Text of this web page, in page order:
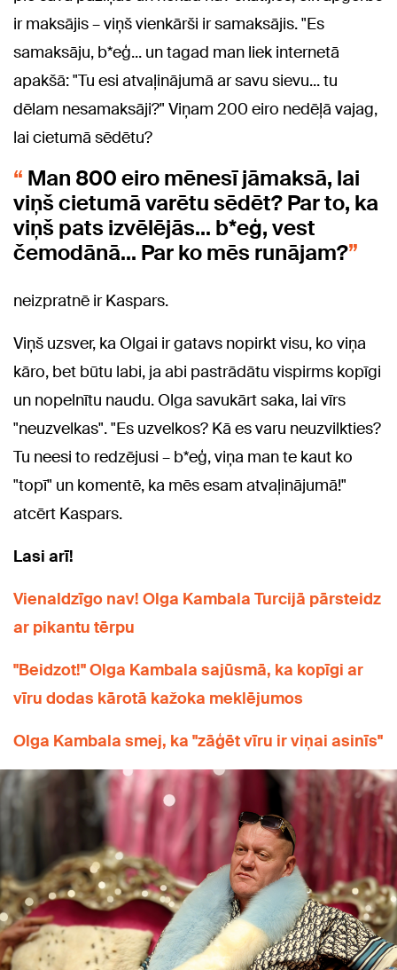
ir maksājis – viņš vienkārši ir samaksājis. "Es
samaksāju, b*eģ... un tagad man liek internetā
apakšā: "Tu esi atvaļinājumā ar savu sievu... tu
dēlam nesamaksāji?" Viņam 200 eiro nedēļā vajag,
lai cietumā sēdētu?
Man 800 eiro mēnesī jāmaksā, lai
viņš cietumā varētu sēdēt? Par to, ka
viņš pats izvēlējās... b*eģ, vest
čemodānā... Par ko mēs runājam?
neizpratnē ir Kaspars.
Viņš uzsver, ka Olgai ir gatavs nopirkt visu, ko viņa
kāro, bet būtu labi, ja abi pastrādātu vispirms kopīgi
un nopelnītu naudu. Olga savukārt saka, lai vīrs
"neuzvelkas". "Es uzvelkos? Kā es varu neuzvilkties?
Tu neesi to redzējusi – b*eģ, viņa man te kaut ko
"topī" un komentē, ka mēs esam atvaļinājumā!"
atcērt Kaspars.
Lasi arī!
Vienaldzīgo nav! Olga Kambala Turcijā pārsteidz
ar pikantu tērpu
"Beidzot!" Olga Kambala sajūsmā, ka kopīgi ar
vīru dodas kārotā kažoka meklējumos
Olga Kambala smej, ka "zāģēt vīru ir viņai asinīs"